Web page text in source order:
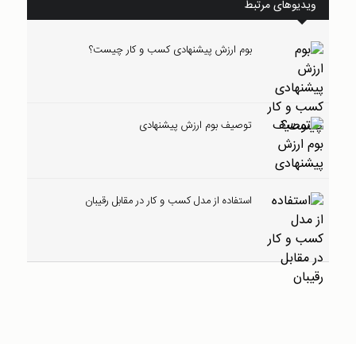
ویدیوهای مرتبط
بوم ارزش پیشنهادی کسب و کار چیست؟
توصیف بوم ارزش پیشنهادی
استفاده از مدل کسب و کار در مقابل رقیبان